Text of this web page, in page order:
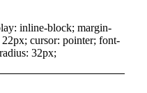
inline-block; margin-
cursor: pointer; font-
32px;